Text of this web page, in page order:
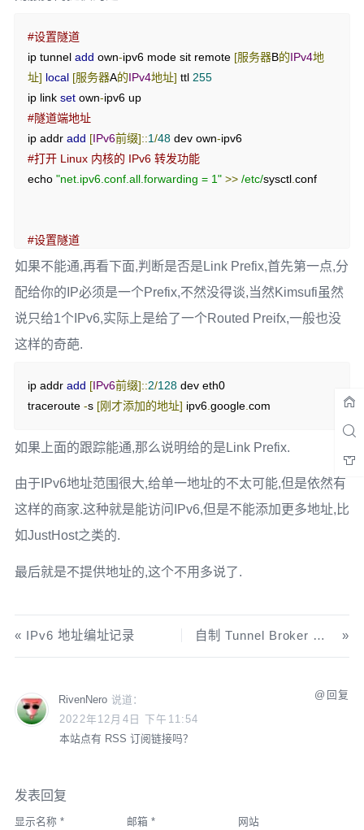
#设置隧道
ip tunnel add own-ipv6 mode sit remote [服务器B的IPv4地
址] local [服务器A的IPv4地址] ttl 255
ip link set own-
ipv6 up
#隧道端地址
ip addr add [IPv6前缀]::1/48 dev own-
ipv6
#打开 Linux 内核的 IPv6 转发功能
echo "net.ipv6.conf.all.forwarding = 1" >> /etc/sysctl. conf
#设置隧道
ip tunnel add own-ipv6 mode sit remote [服务器A的IPv4
ip link set own-
#隧道端地址
ip addr add
如果不能通,再看下面,判断是否是Link Prefix,首先第一点,分
配给你的IP必须是一个Prefix,不然没得谈,当然Kimsufi虽然
说只给1个IPv6,实际上是给了一个Routed Preifx,一般也没
这样的奇葩.
ip addr add [IPv6前缀]::2/128 dev eth0
traceroute -s [刚才添加的地址] ipv6.google.com
如果上面的跟踪能通,那么说明给的是Link Prefix.
由于IPv6地址范围很大,给单一地址的不太可能,但是依然有
这样的商家.这种就是能访问IPv6,但是不能添加更多地址,比
如JustHost之类的.
最后就是不提供地址的,这个不用多说了.
IPv6 地址编址记录 自制 Tunnel Broker 服务
RivenNero 说道：
2022年12月4日 下午11:54
本站点有 RSS 订阅链接吗？
回复
发表回复
显示名称 * 邮箱 * 网站